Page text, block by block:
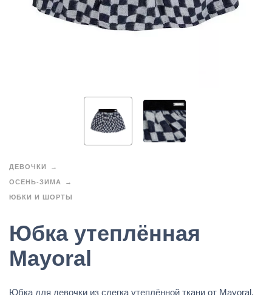
ДЕВОЧКИ
ОСЕНЬ-ЗИМА
ЮБКИ И ШОРТЫ
Юбка утеплённая
Mayoral
Юбка для девочки из слегка утеплённой ткани от Mayoral.